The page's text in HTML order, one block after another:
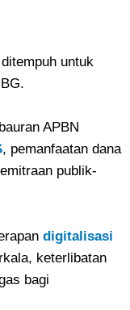
untuk
APBN
, pemanfaatan dana
publik-
digitalisasi
keterlibatan
bagi